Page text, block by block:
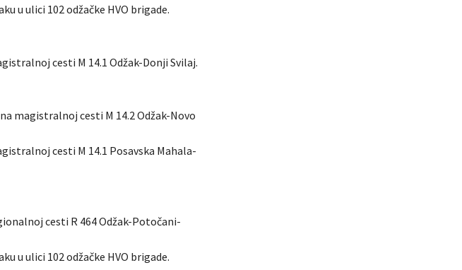
u ulici 102 odžačke HVO brigade.
cesti M 14.1 Odžak-Donji Svilaj.
magistralnoj cesti M 14.2 Odžak-Novo
cesti M 14.1 Posavska Mahala-
cesti R 464 Odžak-Potočani-
u ulici 102 odžačke HVO brigade.